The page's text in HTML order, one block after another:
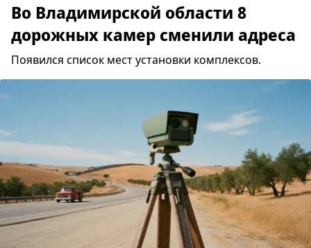
Во Владимирской области 8
дорожных камер сменили адреса
Появился список мест установки комплексов.